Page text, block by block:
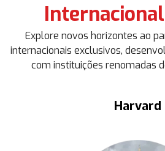
Internacional
Explore novos horizontes ao
internacionais exclusivos,
com instituições renomadas
Harvard